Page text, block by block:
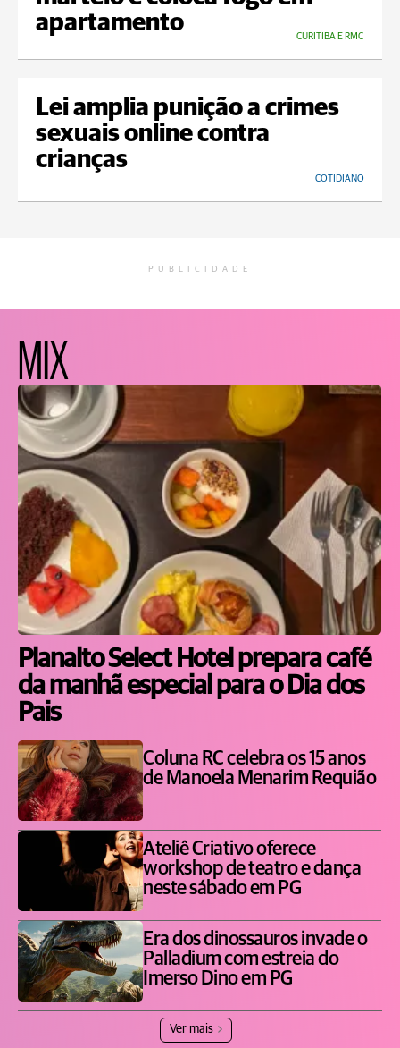
apartamento
CURITIBA E RMC
Lei amplia punição a crimes
sexuais online contra
crianças
COTIDIANO
PUBLICIDADE
MIX
Planalto Select Hotel prepara café
da manhã especial para o Dia dos
Pais
Coluna RC celebra os 15 anos
de Manoela Menarim Requião
Ateliê Criativo oferece
workshop de teatro e dança
neste sábado em PG
Era dos dinossauros invade o
Palladium com estreia do
Imerso Dino em PG
Ver mais